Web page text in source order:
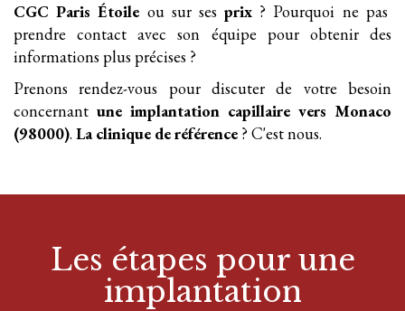
CGC Paris Étoile ou sur sesprix ? Pourquoi ne pas
prendre contact avec son équipe pour obtenir des
informations plus précises ?
Prenons rendez-vous pour discuter de votre besoin
concernant une implantation capillaire vers Monaco
(98000). La clinique de référence ? C'est nous.
Les étapes pour une
implantation